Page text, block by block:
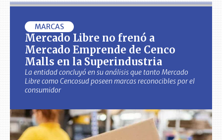
MARCAS
Mercado Libre no frenó a
Mercado Emprende de Cenco
Malls en la Superindustria
La entidad concluyó en su análisis que tanto Mercado
Libre como Cencosud poseen marcas reconocibles por el
consumidor